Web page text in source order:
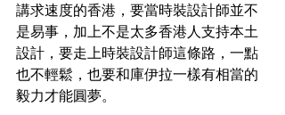
講求速度的香港，要當時裝設計師並不
是易事，加上不是太多香港人支持本土
設計，要走上時裝設計師這條路，一點
也不輕鬆，也要和庫伊拉一樣有相當的
毅力才能圓夢。